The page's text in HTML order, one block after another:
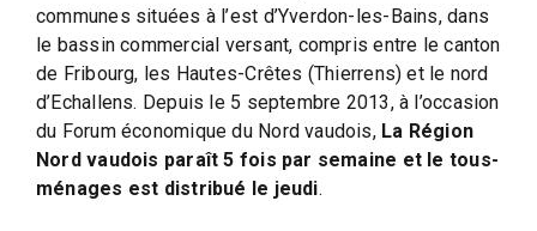
communes situées à l’est d’Yverdon-les-Bains, dans
le bassin commercial versant, compris entre le canton
de Fribourg, les Hautes-Crêtes (Thierrens) et le nord
d’Echallens. Depuis le 5 septembre 2013, à l’occasion
du Forum économique du Nord vaudois, La Région
Nord vaudois paraît 5 fois par semaine et le tous-
ménages est distribué le jeudi.